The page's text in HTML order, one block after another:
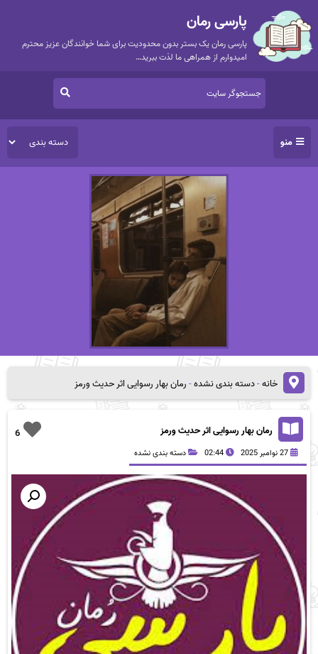
پارسی رمان
پارسی رمان یک بستر بدون محدودیت برای شما خوانندگان عزیز محترم
امیدوارم از همراهی ما لذت ببرید…
منو
خانه-دسته بندی نشده-رمان بهار رسوایی اثر حدیث ورمز
6 رمان بهار رسوایی اثر حدیث ورمز
27 نوامبر 2025 02:44 دسته بندی نشده